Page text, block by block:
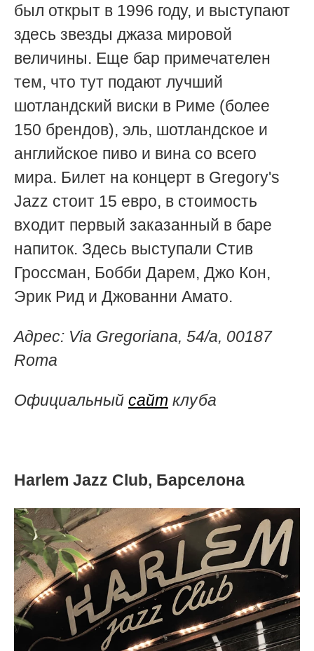
был открыт в 1996 году, и выступают
здесь звезды джаза мировой
величины. Еще бар примечателен
тем, что тут подают лучший
шотландский виски в Риме (более
150 брендов), эль, шотландское и
английское пиво и вина со всего
мира. Билет на концерт в Gregory's
Jazz стоит 15 евро, в стоимость
входит первый заказанный в баре
напиток. Здесь выступали Стив
Гроссман, Бобби Дарем, Джо Кон,
Эрик Рид и Джованни Амато.
Адрес: Via Gregoriana, 54/a, 00187
Roma
Официальный сайт клуба
Harlem Jazz Club, Барселона